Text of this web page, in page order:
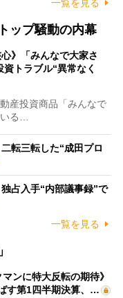
一覧を見る
ップ騒動の内幕
》「みんなで大家さ
トラブル“異常なく
産投資商品「みんなで
る…
転三転した“成田プロ
占入手“内部議事録”で
一覧を見る
ンに特大反転の期待》
す第1四半期決算、…